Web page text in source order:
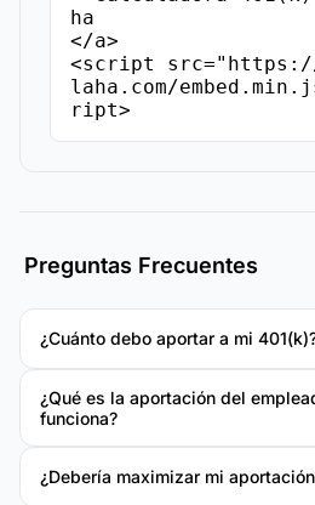
ha
</a>
<script src="https://
laha.com/
ript>
Preguntas Frecuentes
¿Cuánto debo aportar a mi
¿Qué es la aportación del
funciona?
¿Debería maximizar mi